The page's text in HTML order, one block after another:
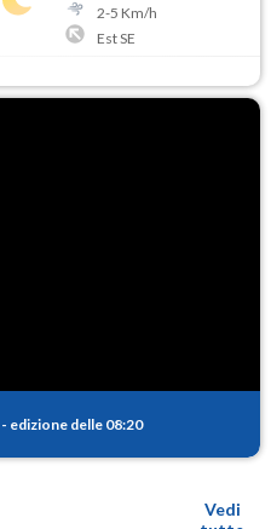
2-5 Km/h
Est SE
- edizione delle 08:20
Vedi